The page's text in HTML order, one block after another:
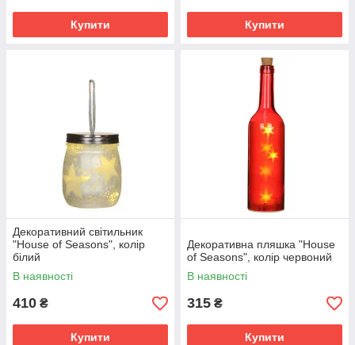
Купити Купити
Декоративний світильник
"House of Seasons", колір
білий
В наявності
410 ₴
Купити
Декоративна пляшка "House
of Seasons", колір червоний
В наявності
315 ₴
Купити